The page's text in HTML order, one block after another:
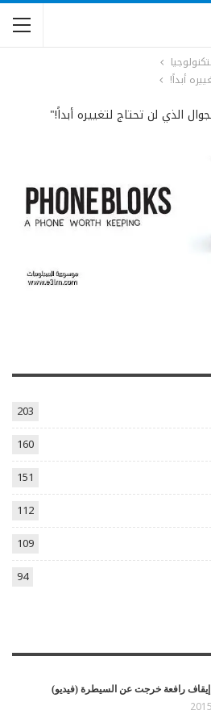
أبداً!
الذي لن تحتاج لتغييره أبداً!"
203
160
151
112
109
94
رافعة خرجت عن السيطرة (فيديو)